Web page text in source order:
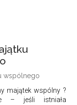
wspólnego
majątek wspólny ?
– jeśli istniała